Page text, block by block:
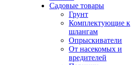
Садовые товары
Грунт
Комплектующие к
шлангам
Опрыскиватели
От насекомых и
вредителей